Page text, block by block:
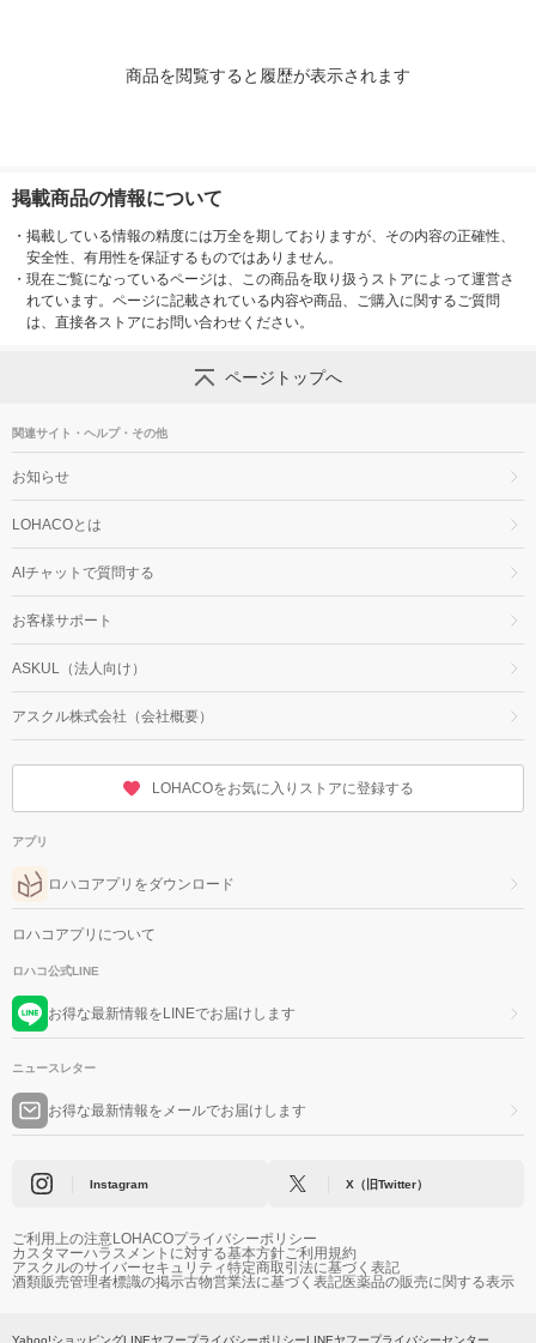
商品を閲覧すると履歴が表示されます
掲載商品の情報について
・ 掲載している情報の精度には万全を期しておりますが、その内容の正確性、
安全性、有用性を保証するものではありません。
・ 現在ご覧になっているページは、この商品を取り扱うストアによって運営さ
れています。ページに記載されている内容や商品、ご購入に関するご質問
は、直接各ストアにお問い合わせください。
ページトップへ
関連サイト・ヘルプ・その他
お知らせ
LOHACOとは
AIチャットで質問する
お客様サポート
ASKUL（法人向け）
アスクル株式会社（会社概要）
LOHACOをお気に入りストアに登録する
アプリ
ロハコアプリをダウンロード
ロハコアプリについて
ロハコ公式LINE
お得な最新情報をLINEでお届けします
ニュースレター
お得な最新情報をメールでお届けします
Instagram X（旧Twitter）
ご利用上の注意LOHACOプライバシーポリシー
カスタマーハラスメントに対する基本方針ご利用規約
アスクルのサイバーセキュリティ特定商取引法に基づく表記
酒類販売管理者標識の掲示古物営業法に基づく表記医薬品の販売に関する表示